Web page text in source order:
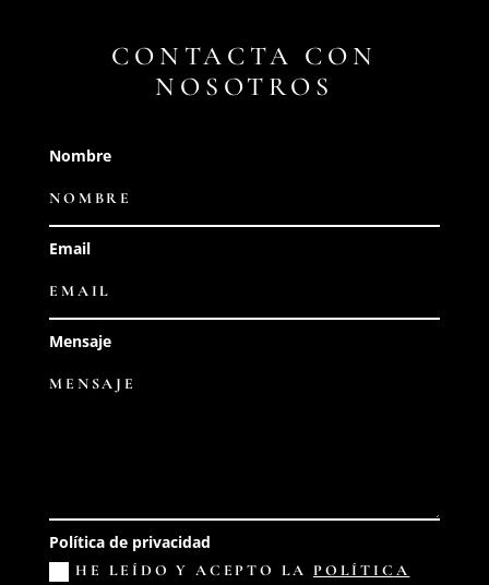
CONTACTA CON
NOSOTROS
Nombre
Email
Mensaje
Política de privacidad
HE LEÍDO Y ACEPTO LA POLÍTICA